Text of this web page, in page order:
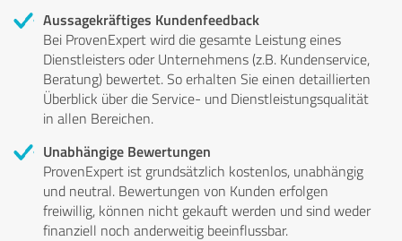
Aussagekräftiges Kundenfeedback
Bei ProvenExpert wird die gesamte Leistung eines
Dienstleisters oder Unternehmens (z.B. Kundenservice,
Beratung) bewertet. So erhalten Sie einen detaillierten
Überblick über die Service- und Dienstleistungsqualität
in allen Bereichen.
Unabhängige Bewertungen
ProvenExpert ist grundsätzlich kostenlos, unabhängig
und neutral. Bewertungen von Kunden erfolgen
freiwillig, können nicht gekauft werden und sind weder
finanziell noch anderweitig beeinflussbar.